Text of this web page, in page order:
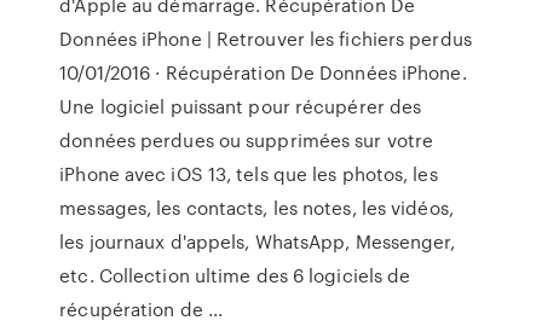
Données iPhone | Retrouver les fichiers perdus
10/01/2016 · Récupération De Données iPhone.
Une logiciel puissant pour récupérer des
données perdues ou supprimées sur votre
iPhone avec iOS 13, tels que les photos, les
messages, les contacts, les notes, les vidéos,
les journaux d'appels, WhatsApp, Messenger,
etc. Collection ultime des 6 logiciels de
récupération de ...